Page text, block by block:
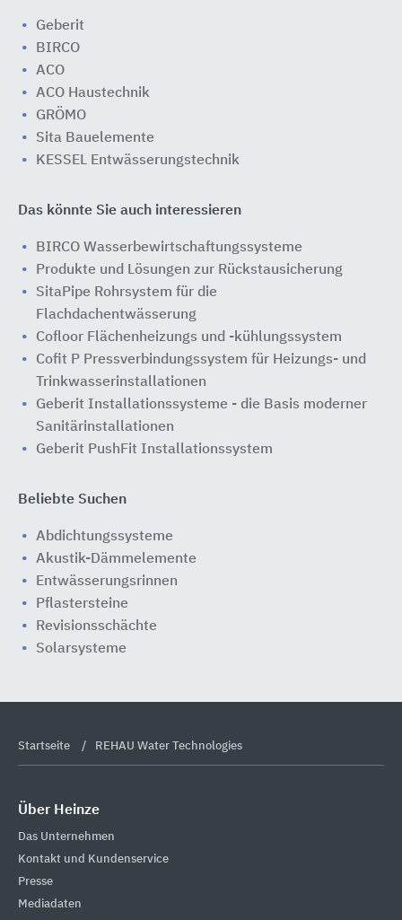
Geberit
BIRCO
ACO
ACO Haustechnik
GRÖMO
Sita Bauelemente
KESSEL Entwässerungstechnik
Das könnte Sie auch interessieren
BIRCO Wasserbewirtschaftungssysteme
Produkte und Lösungen zur Rückstausicherung
SitaPipe Rohrsystem für die
Flachdachentwässerung
Cofloor Flächenheizungs und -kühlungssystem
Cofit P Pressverbindungssystem für Heizungs- und
Trinkwasserinstallationen
Geberit Installationssysteme - die Basis moderner
Sanitärinstallationen
Geberit PushFit Installationssystem
Beliebte Suchen
Abdichtungssysteme
Akustik-Dämmelemente
Entwässerungsrinnen
Pflastersteine
Revisionsschächte
Solarsysteme
Startseite REHAU Water Technologies
Über Heinze
Das Unternehmen
Kontakt und Kundenservice
Presse
Mediadaten